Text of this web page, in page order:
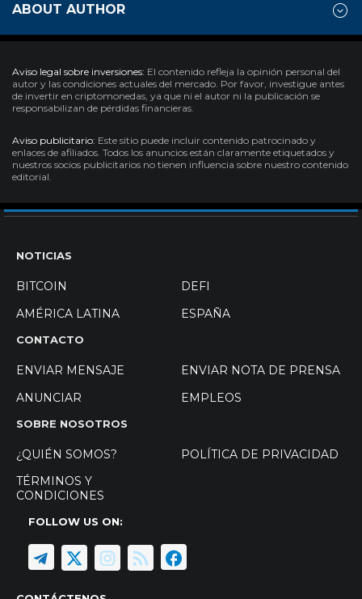
ABOUT AUTHOR
Aviso legal sobre inversiones: El contenido refleja la opinión personal del
autor y las condiciones actuales del mercado. Por favor, investigue antes
de invertir en criptomonedas, ya que ni el autor ni la publicación se
responsabilizan de pérdidas financieras.
Aviso publicitario: Este sitio puede incluir contenido patrocinado y
enlaces de afiliados. Todos los anuncios están claramente etiquetados y
nuestros socios publicitarios no tienen influencia sobre nuestro contenido
editorial.
NOTICIAS
BITCOIN
DEFI
AMÉRICA LATINA
ESPAÑA
CONTACTO
ENVIAR MENSAJE
ENVIAR NOTA DE PRENSA
ANUNCIAR
EMPLEOS
SOBRE NOSOTROS
¿QUIÉN SOMOS?
POLÍTICA DE PRIVACIDAD
TÉRMINOS Y
CONDICIONES
FOLLOW US ON: